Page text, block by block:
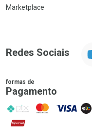
Marketplace
Redes Sociais
formas de
Pagamento
PIX MasterCard
VISA ELO
Hipercard